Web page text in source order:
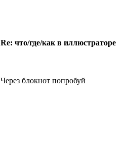
Re: что/где/как в иллюстраторе
Через блокнот попробуй